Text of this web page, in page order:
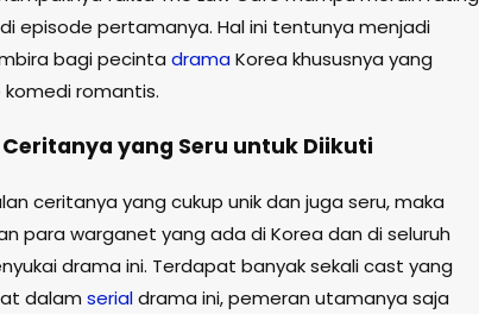
episode pertamanya. Hal ini tentunya menjadi
bagi pecinta dramaKorea khususnya yang
romantis.
Ceritanya yang Seru untuk Diikuti
ceritanya yang cukup unik dan juga seru, maka
para warganet yang ada di Korea dan di seluruh
drama ini. Terdapat banyak sekali cast yang
dalam serialdrama ini, pemeran utamanya saja